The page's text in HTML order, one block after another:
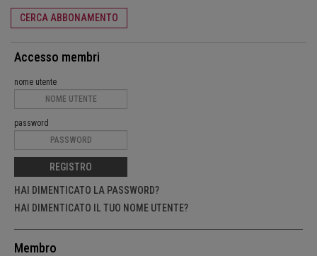
CERCA ABBONAMENTO
Accesso membri
nome utente
password
REGISTRO
HAI DIMENTICATO LA PASSWORD?
HAI DIMENTICATO IL TUO NOME UTENTE?
Membro